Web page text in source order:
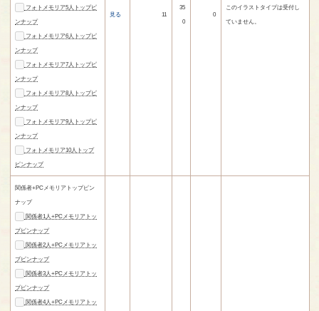
フォトメモリア5人トップピ
ンナップ
フォトメモリア6人トップピ
ンナップ
フォトメモリア7人トップピ
ンナップ
フォトメモリア8人トップピ
ンナップ
フォトメモリア9人トップピ
ンナップ
フォトメモリア10人トップ
ピンナップ
見る 11
35
0
0
このイラストタイプは受付し
ていません。
関係者+PCメモリアトップピン
ナップ
関係者1人+PCメモリアトッ
プピンナップ
関係者2人+PCメモリアトッ
プピンナップ
関係者3人+PCメモリアトッ
プピンナップ
関係者4人+PCメモリアトッ